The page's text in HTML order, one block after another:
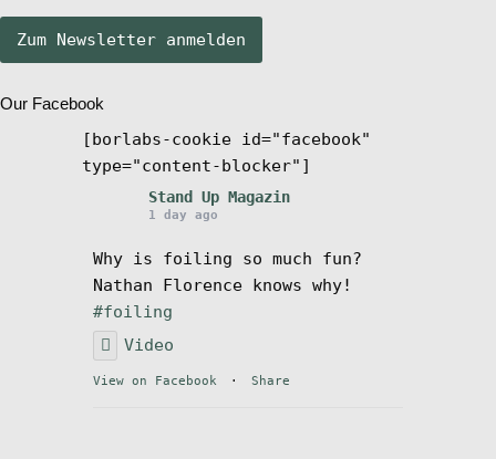
Stand Up Magazin TV
SPOT FINDER
Mein Konto
Our Facebook
[borlabs-cookie id="facebook"
type="content-blocker"]
Stand Up Magazin
1 day ago
Why is foiling so much fun?
Nathan Florence knows why!
#foiling
Video
View on Facebook · Share